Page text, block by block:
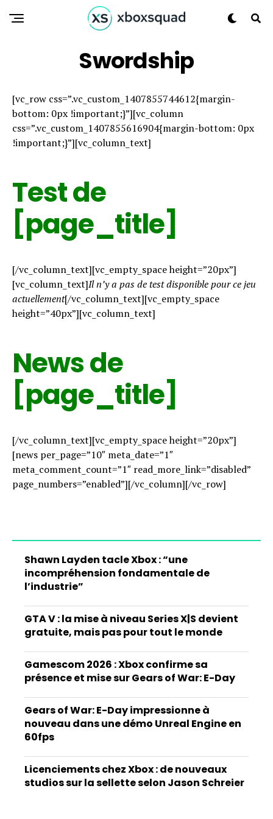
Swordship
[vc_row css=”.vc_custom_1407855744612{margin-
bottom: 0px !important;}”][vc_column
css=”.vc_custom_1407855616904{margin-bottom: 0px
!important;}”][vc_column_text]
Test de
[page_title]
[/vc_column_text][vc_empty_space height=”20px”]
[vc_column_text]Il n’y a pas de test disponible pour ce jeu
actuellement[/vc_column_text][vc_empty_space
height=”40px”][vc_column_text]
News de
[page_title]
[/vc_column_text][vc_empty_space height=”20px”]
[news per_page=”10″ meta_date=”1″
meta_comment_count=”1″ read_more_link=”disabled”
page_numbers=”enabled”][/vc_column][/vc_row]
Shawn Layden tacle Xbox : “une
incompréhension fondamentale de
l’industrie”
GTA V : la mise à niveau Series X|S devient
gratuite, mais pas pour tout le monde
Gamescom 2026 : Xbox confirme sa
présence et mise sur Gears of War: E-Day
Gears of War: E-Day impressionne à
nouveau dans une démo Unreal Engine en
60fps
Licenciements chez Xbox : de nouveaux
studios sur la sellette selon Jason Schreier